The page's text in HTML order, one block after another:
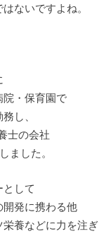
ないですよね。
院・保育園で
し、
士の会社
ました。
して
開発に携わる他
養などに力を注ぎ